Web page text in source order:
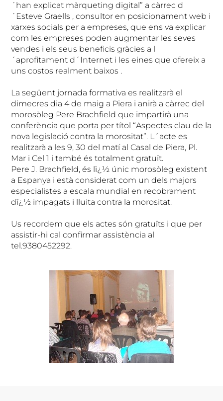
´han explicat màrqueting digital” a càrrec d
´Esteve Graells , consultor en posicionament web i
xarxes socials per a empreses, que ens va explicar
com les empreses poden augmentar les seves
vendes i els seus beneficis gràcies a l
´aprofitament d´Internet i les eines que ofereix a
uns costos realment baixos .
La següent jornada formativa es realitzarà el
dimecres dia 4 de maig a Piera i anirà a càrrec del
morosòleg Pere Brachfield que impartirà una
conferència que porta per títol “Aspectes clau de la
nova legislació contra la morositat”. L´acte es
realitzarà a les 9, 30 del matí al Casal de Piera, Pl.
Mar i Cel 1 i també és totalment gratuït.
Pere J. Brachfield, és lï¿½ únic morosòleg existent
a Espanya i està considerat com un dels majors
especialistes a escala mundial en recobrament
dï¿½ impagats i lluita contra la morositat.
Us recordem que els actes són gratuïts i que per
assistir-hi cal confirmar assistència al
tel.9380452292.